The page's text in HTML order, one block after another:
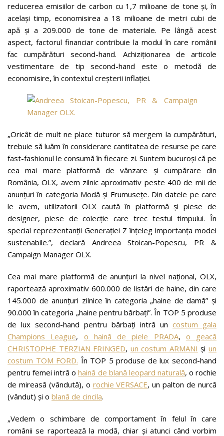
reducerea emisiilor de carbon cu 1,7 milioane de tone și, în
același timp, economisirea a 18 milioane de metri cubi de
apă și a 209.000 de tone de materiale. Pe lângă acest
aspect, factorul financiar contribuie la modul în care românii
fac cumpărături second-hand. Achiziționarea de articole
vestimentare de tip second-hand este o metodă de
economisire, în contextul creșterii inflației.
„Oricât de mult ne place tuturor să mergem la cumpărături,
trebuie să luăm în considerare cantitatea de resurse pe care
fast-fashionul le consumă în fiecare zi. Suntem bucuroși că pe
cea mai mare platformă de vânzare și cumpărare din
România, OLX, avem zilnic aproximativ peste 400 de mii de
anunțuri în categoria Modă și Frumusețe. Din datele pe care
le avem, utilizatorii OLX caută în platformă și piese de
designer, piese de colecție care trec testul timpului. În
special reprezentanții Generației Z înțeleg importanța modei
sustenabile.”, declară Andreea Stoican-Popescu, PR &
Campaign Manager OLX.
Cea mai mare platformă de anunțuri la nivel național, OLX,
raportează aproximativ 600.000 de listări de haine, din care
145.000 de anunțuri zilnice în categoria „haine de damă” și
90.000 în categoria „haine pentru bărbați”. În TOP 5 produse
de lux second-hand pentru bărbați intră un costum gala
Champions League, o haină de piele PRADA, o geacă
CHRISTOPHE TERZIAN FRINGED, un costum ARMANI șiun
costum TOM FORD. În TOP 5 produse de lux second-hand
pentru femei intră ohaină de blană leopard naturală, o rochie
de mireasă (vândută), o rochie VERSACE, un palton de nurcă
(vândut) și o blană de cincila.
„Vedem o schimbare de comportament în felul în care
românii se raportează la modă, chiar și atunci când vorbim